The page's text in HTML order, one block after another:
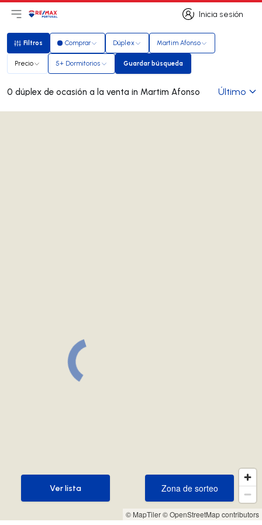
Inicia sesión
Inicia sesión
Abrir el menú principal
Logotipo
Filtros
Filtros Comprar Dúplex Martim Afonso
Precio 5+ Dormitorios Guardar búsqueda
Guardar búsqueda
0 dúplex de ocasión a la venta in Martim Afonso Último
© MapTiler© OpenStreetMap contributors
Zona de sorteo
Zona de sorteo
Ver lista
Ver lista